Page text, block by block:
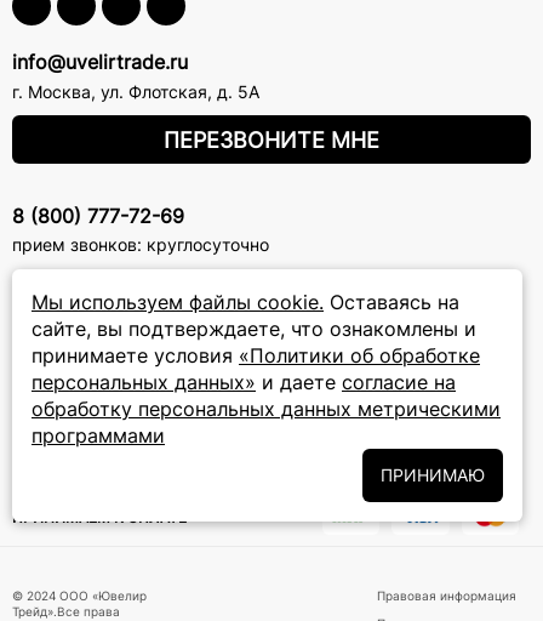
Мы используем файлы cookie. Оставаясь на
сайте, вы подтверждаете, что ознакомлены и
принимаете условия «Политики об обработке
персональных данных» и даете согласие на
обработку персональных данных метрическими
программами
ПРИНИМАЮ
info@uvelirtrade.ru
г. Москва, ул. Флотская, д. 5А
ПЕРЕЗВОНИТЕ МНЕ
8 (800) 777-72-69
прием звонков: круглосуточно
ПОДПИСКА НА РАССЫЛКУ
Подписаться на новости
Подписываясь на рассылку, вы соглашаетесь с условиямиПолитики
обработки персональных данных
обработку
ПРИНИМАЕМ К ОПЛАТЕ
© 2024 ООО «Ювелир
Трейд».Все права
Правовая информация